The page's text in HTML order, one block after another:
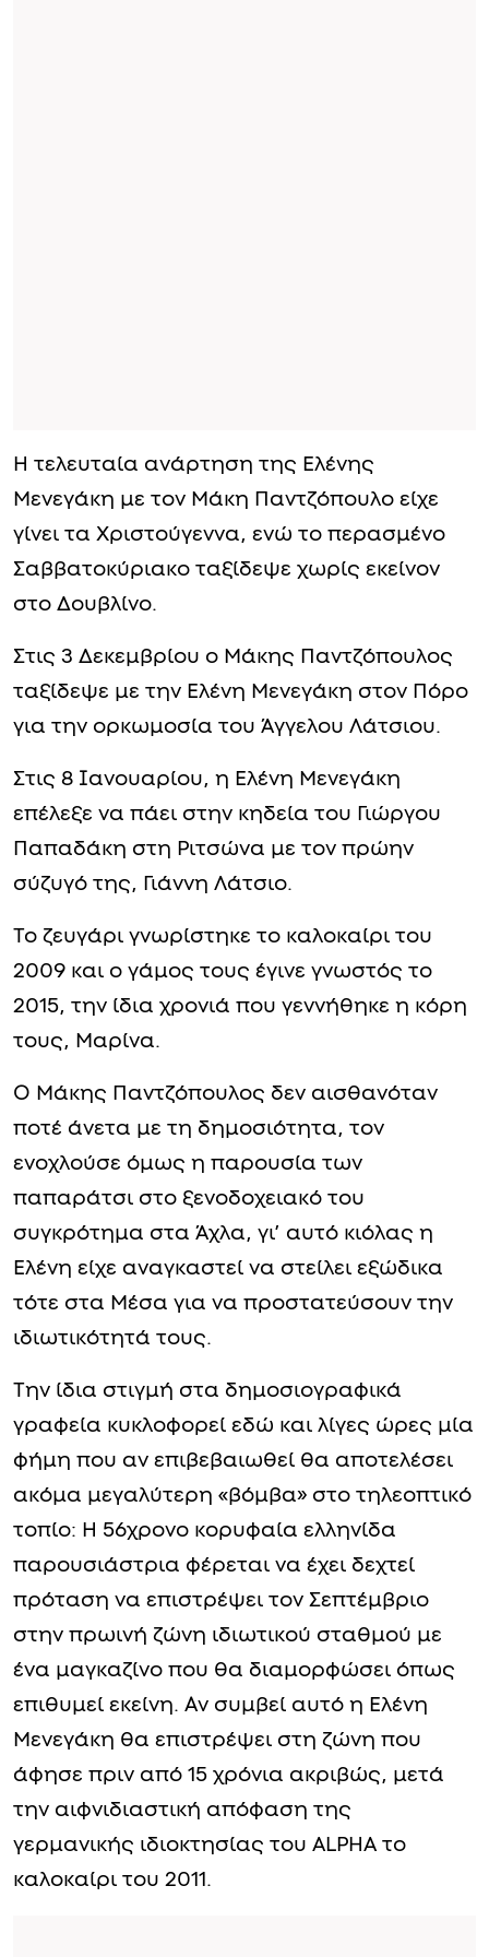
Η τελευταία ανάρτηση της Ελένης
Μενεγάκη με τον Μάκη Παντζόπουλο είχε
γίνει τα Χριστούγεννα, ενώ το περασμένο
στο Δουβλίνο.
Στις 3 Δεκεμβρίου ο Μάκης Παντζόπουλος
ταξίδεψε με την Ελένη Μενεγάκη στον Πόρο
Στις 8 Ιανουαρίου, η Ελένη Μενεγάκη
επέλεξε να πάει στην κηδεία του Γιώργου
Παπαδάκη στη Ριτσώνα με τον πρώην
Το ζευγάρι γνωρίστηκε το καλοκαίρι του
2009 και ο γάμος τους έγινε γνωστός το
2015, την ίδια χρονιά που γεννήθηκε η κόρη
τους, Μαρίνα.
Ο Μάκης Παντζόπουλος δεν αισθανόταν
ποτέ άνετα με τη δημοσιότητα, τον
ενοχλούσε όμως η παρουσία των
παπαράτσι στο ξενοδοχειακό του
συγκρότημα στα Άχλα, γι’ αυτό κιόλας η
Ελένη είχε αναγκαστεί να στείλει εξώδικα
τότε στα Μέσα για να προστατεύσουν την
ιδιωτικότητά τους.
Την ίδια στιγμή στα δημοσιογραφικά
γραφεία κυκλοφορεί εδώ και λίγες ώρες μία
φήμη που αν επιβεβαιωθεί θα αποτελέσει
ακόμα μεγαλύτερη «βόμβα» στο τηλεοπτικό
τοπίο: Η 56χρονο κορυφαία ελληνίδα
παρουσιάστρια φέρεται να έχει δεχτεί
πρόταση να επιστρέψει τον Σεπτέμβριο
στην πρωινή ζώνη ιδιωτικού σταθμού με
ένα μαγκαζίνο που θα διαμορφώσει όπως
επιθυμεί εκείνη. Αν συμβεί αυτό η Ελένη